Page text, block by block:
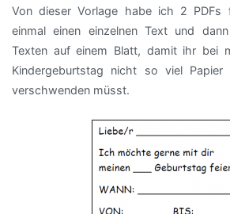
Von dieser Vorlage habe ich 2 PDFs
einmal einen einzelnen Text und
Texten auf einem Blatt, damit ihr bei
Kindergeburtstag nicht so viel
verschwenden müsst.